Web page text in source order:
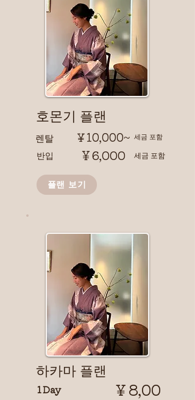
​호몬기 플랜
​렌탈 ￥10,000~ ​세금 포함
반입 ￥6,000 ​세금 포함
플랜 보기
​하카마 플랜
1 Day
￥8,00